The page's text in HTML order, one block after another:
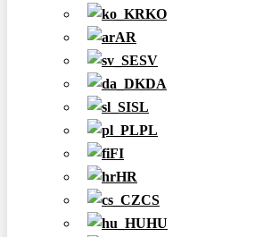
KO
AR
SV
DA
SL
PL
FI
HR
CS
HU